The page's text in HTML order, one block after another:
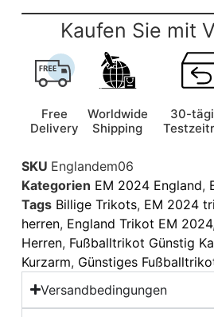
Kaufen Sie mit
Free
Delivery
Worldwide
Shipping
30-
SKU Englandem06
Kategorien EM 2024 England,
Tags Billige Trikots, EM 2024
herren, England Trikot EM 2024,
Herren, Fußballtrikot Günstig
Kurzarm, Günstiges
Versandbedingungen